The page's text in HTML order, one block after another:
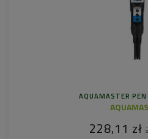
AQUAMASTER PEN
228,11 zł